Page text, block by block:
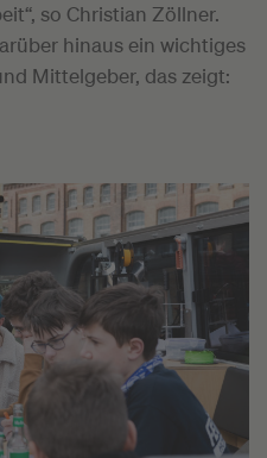
so Christian Zöllner.
hinaus ein wichtiges
Mittelgeber, das zeigt: